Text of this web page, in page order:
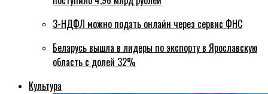
3-НДФЛ можно подать онлайн через сервис ФНС
Беларусь вышла в лидеры по экспорту в Ярославскую
область с долей 32%
Культура